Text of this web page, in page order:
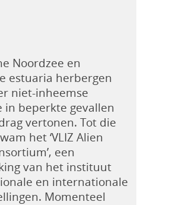
Noordzee en
estuaria herbergen
niet-inheemse
in beperkte gevallen
vertonen. Tot die
het ‘VLIZ Alien
een
van het instituut
en internationale
Momenteel